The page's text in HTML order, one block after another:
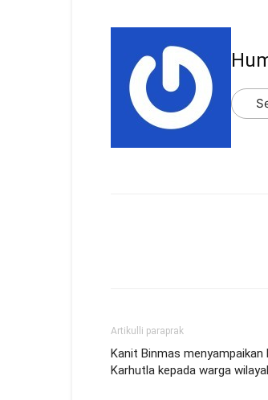
Artikulli paraprak
Kanit Binmas menyampaikan
Karhutla kepada warga